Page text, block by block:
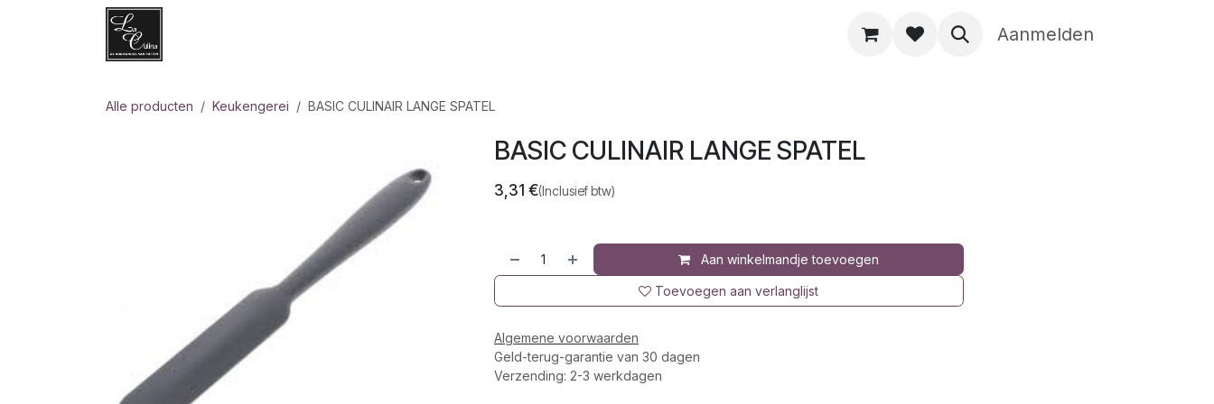
Overslaan naar inhoud
Aanmelden
Alle producten Keukengerei BASIC CULINAIR LANGE SPATEL
BASIC CULINAIR LANGE SPATEL
3,31 €(Inclusief btw)
Aan winkelmandje toevoegen
Toevoegen aan verlanglijst
Algemene voorwaarden
Geld-terug-garantie van 30 dagen
Verzending: 2-3 werkdagen